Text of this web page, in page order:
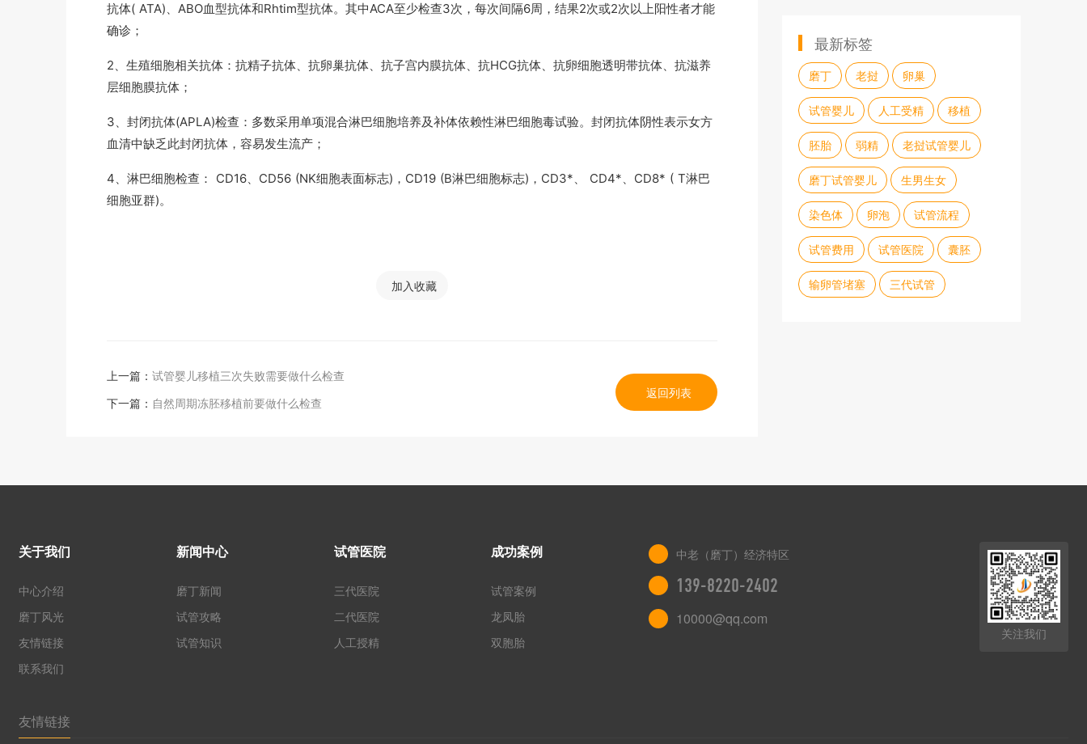
抗体( ATA)、ABO血型抗体和Rhtim型抗体。其中ACA至少检查3次，每次间隔6周，结果2次或2次以上阳性者才能
确诊；
2、生殖细胞相关抗体：抗精子抗体、抗卵巢抗体、抗子宫内膜抗体、抗HCG抗体、抗卵细胞透明带抗体、抗滋养
层细胞膜抗体；
3、封闭抗体(APLA)检查：多数采用单项混合淋巴细胞培养及补体依赖性淋巴细胞毒试验。封闭抗体阴性表示女方
血清中缺乏此封闭抗体，容易发生流产；
4、淋巴细胞检查： CD16、CD56 (NK细胞表面标志)，CD19 (B淋巴细胞标志)，CD3*、 CD4*、CD8* ( T淋巴
细胞亚群)。
加入收藏
上一篇： 试管婴儿移植三次失败需要做什么检查
下一篇： 自然周期冻胚移植前要做什么检查
返回列表
最新标签
磨丁 老挝 卵巢
试管婴儿 人工受精 移植
胚胎 弱精 老挝试管婴儿
磨丁试管婴儿 生男生女
染色体 卵泡 试管流程
试管费用 试管医院 囊胚
输卵管堵塞 三代试管
关于我们
中心介绍
磨丁风光
友情链接
联系我们
新闻中心
磨丁新闻
试管攻略
试管知识
试管医院
三代医院
二代医院
人工授精
成功案例
试管案例
龙凤胎
双胞胎
中老（磨丁）经济特区
139-8220-2402
10000@qq.com
关注我们
友情链接